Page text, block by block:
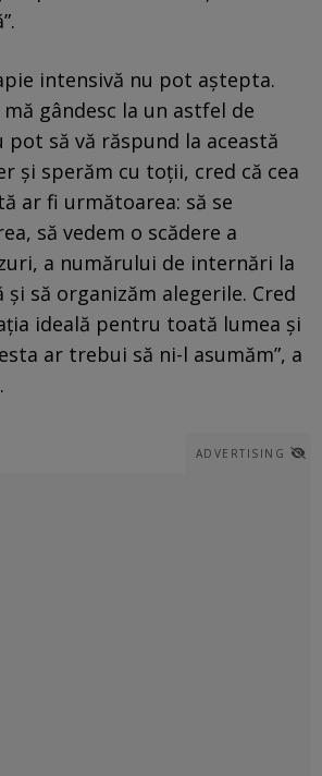
intensivă nu pot aştepta.
gândesc la un astfel de
pot să vă răspund la această
şi sperăm cu toţii, cred că cea
ar fi următoarea: să se
să vedem o scădere a
a numărului de internări la
să organizăm alegerile. Cred
ideală pentru toată lumea şi
ar trebui să ni-l asumăm”, a
ADVERTISING